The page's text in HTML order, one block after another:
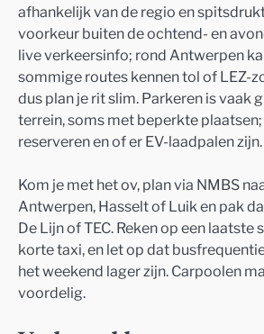
afhankelijk van de regio en
voorkeur buiten de ochtend- en
live verkeersinfo; rond Antwerpen
sommige routes kennen tol of LEZ-
dus plan je rit slim. Parkeren is vaak
terrein, soms met beperkte
reserveren en of er EV-laadpalen zijn.
Kom je met het ov, plan via NMBS
Antwerpen, Hasselt of Luik en pak
De Lijn of TEC. Reken op een laatste
korte taxi, en let op dat
het weekend lager zijn. Carpoolen
voordelig.